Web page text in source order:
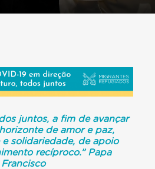
juntos, a fim de avançar
de amor e paz,
solidariedade, de apoio
recíproco.” Papa
Francisco